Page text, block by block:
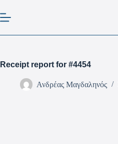
Receipt report for #4454
Ανδρέας Μαγδαληνός